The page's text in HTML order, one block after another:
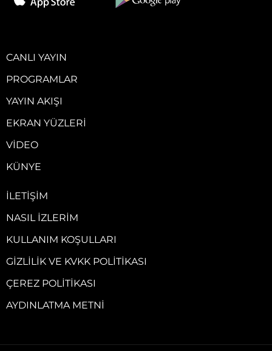
CANLI YAYIN
PROGRAMLAR
YAYIN AKIŞI
EKRAN YÜZLERI
VIDEO
KÜNYE
İLETIŞIM
NASIL İZLERIM
KULLANIM KOŞULLARI
GIZLILIK VE KVKK POLITIKASI
ÇEREZ POLITIKASI
AYDINLATMA METNI